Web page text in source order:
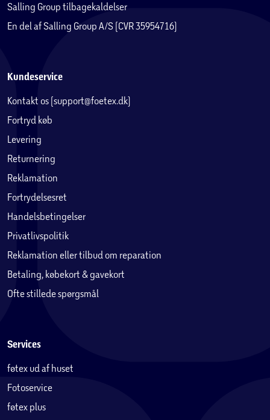
Salling Group tilbagekaldelser
En del af Salling Group A/S (CVR 35954716)
Kundeservice
Kontakt os (support@foetex.dk)
Fortryd køb
Levering
Returnering
Reklamation
Fortrydelsesret
Handelsbetingelser
Privatlivspolitik
Reklamation eller tilbud om reparation
Betaling, købekort & gavekort
Ofte stillede spørgsmål
Services
føtex ud af huset
Fotoservice
føtex plus